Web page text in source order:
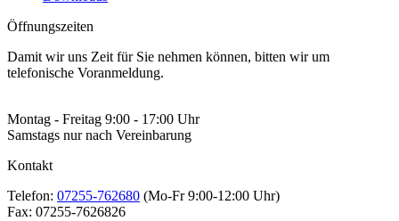
Öffnungszeiten
Damit wir uns Zeit für Sie nehmen können, bitten wir um
telefonische Voranmeldung.
Montag - Freitag 9:00 - 17:00 Uhr
Samstags nur nach Vereinbarung
Kontakt
Telefon: 07255-762680 (Mo-Fr 9:00-12:00 Uhr)
Fax: 07255-7626826